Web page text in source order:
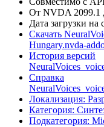
От NVDA 2099.1
Дата загрузки на
Скачать
Hungary.nvda-
История версий
Справка
Локализация:
Категория:
Подкатегория: